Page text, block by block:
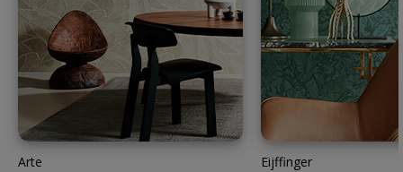
Arte Eijffinger